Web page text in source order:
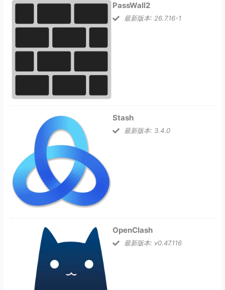
PassWall2
最新版本: 26.7.16-1
Stash
最新版本: 3.4.0
OpenClash
最新版本: v0.47.116